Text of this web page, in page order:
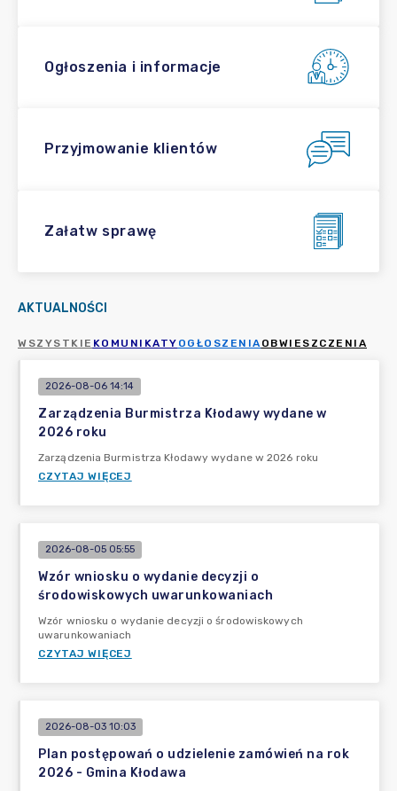
Ogłoszenia i informacje
Przyjmowanie klientów
Załatw sprawę
AKTUALNOŚCI
WSZYSTKIE KOMUNIKATY OGŁOSZENIA OBWIESZCZENIA
2026-08-06 14:14
Zarządzenia Burmistrza Kłodawy wydane w
2026 roku
Zarządzenia Burmistrza Kłodawy wydane w 2026 roku
CZYTAJ WIĘCEJ
2026-08-05 05:55
Wzór wniosku o wydanie decyzji o
środowiskowych uwarunkowaniach
Wzór wniosku o wydanie decyzji o środowiskowych
uwarunkowaniach
CZYTAJ WIĘCEJ
2026-08-03 10:03
Plan postępowań o udzielenie zamówień na rok
2026 - Gmina Kłodawa